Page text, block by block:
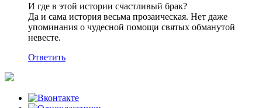
И где в этой истории счастливый брак?
Да и сама история весьма прозаическая. Нет даже
упоминания о чудесной помощи святых обманутой
невесте.
Ответить